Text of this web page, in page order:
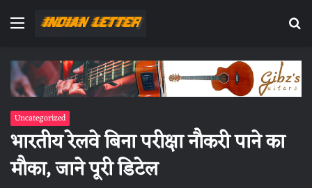
Menu
Uncategorized
भारतीय रेलवे बिना परीक्षा नौकरी पाने का
मौका, जाने पूरी डिटेल